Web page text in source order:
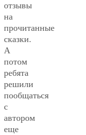
отзывы
на
прочитанные
сказки.
А
потом
ребята
решили
пообщаться
с
автором
еще